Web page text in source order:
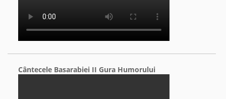
Cântecele Basarabiei II Gura Humorului